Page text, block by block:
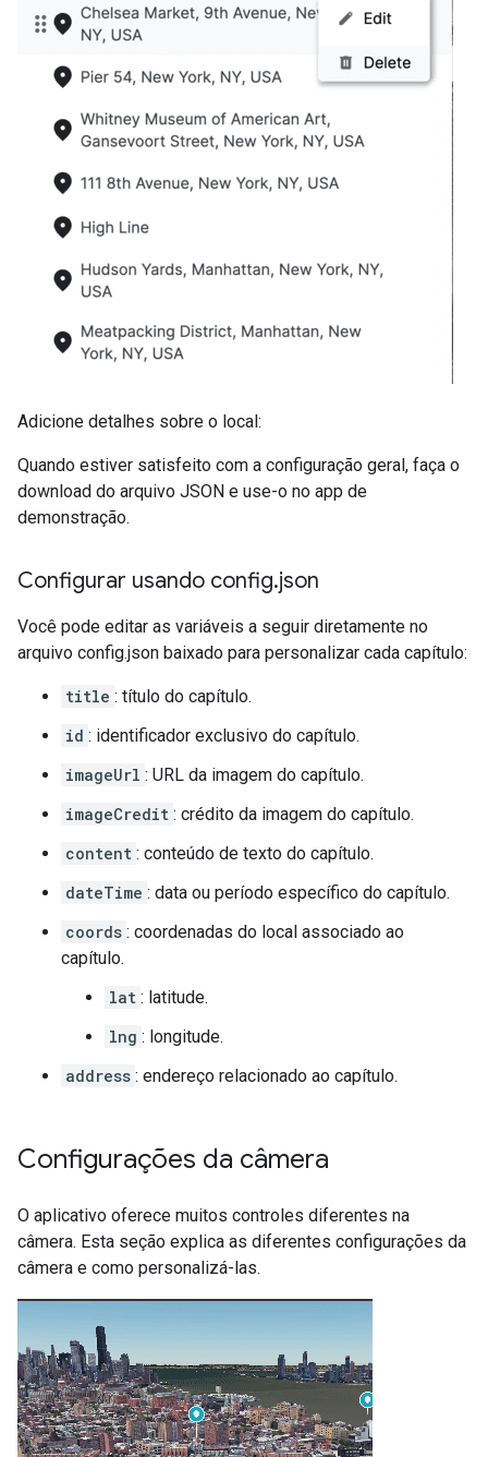
Adicione detalhes sobre o local:
Quando estiver satisfeito com a configuração geral, faça o
download do arquivo JSON e use-o no app de
demonstração.
Configurar usando config.json
Você pode editar as variáveis a seguir diretamente no
arquivo config.json baixado para personalizar cada capítulo:
title : título do capítulo.
id : identificador exclusivo do capítulo.
imageUrl : URL da imagem do capítulo.
imageCredit : crédito da imagem do capítulo.
content : conteúdo de texto do capítulo.
dateTime : data ou período específico do capítulo.
coords : coordenadas do local associado ao
capítulo.
lat : latitude.
lng : longitude.
address : endereço relacionado ao capítulo.
Configurações da câmera
O aplicativo oferece muitos controles diferentes na
câmera. Esta seção explica as diferentes configurações da
câmera e como personalizá-las.